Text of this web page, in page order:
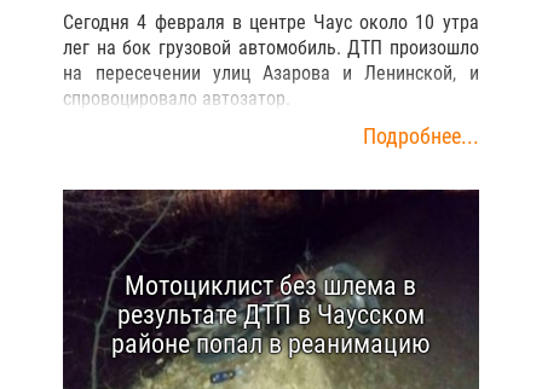
Сегодня 4 февраля в центре Чаус около 10 утра
лег на бок грузовой автомобиль. ДТП произошло
на пересечении улиц Азарова и Ленинской, и
спровоцировало автозатор.
Подробнее...
Мотоциклист без шлема в
результате ДТП в Чаусском
районе попал в реанимацию